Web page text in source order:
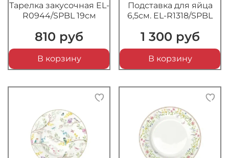
Тарелка закусочная EL-
R0944/SPBL 19см
810 руб
В корзину
Подставка для яйца
6,5см. EL-R1318/SPBL
1 300 руб
В корзину